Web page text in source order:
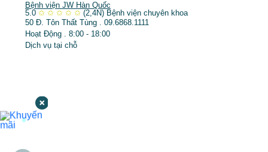
Bệnh viện JW Hàn Quốc
5.0 ✩ ✩ ✩ ✩ ✩ (2,4N) Bệnh viện chuyên khoa
50 Đ. Tôn Thất Tùng . 09.6868.1111
Hoạt Động . 8:00 - 18:00
Dịch vụ tại chỗ